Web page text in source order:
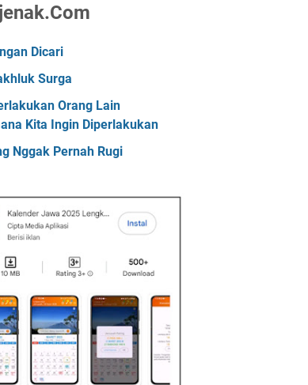
Dicari
Surga
Orang Lain
Kita Ingin Diperlakukan
Nggak Pernah Rugi